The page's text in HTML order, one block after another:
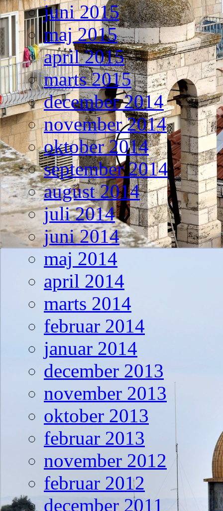
juni 2015
maj 2015
april 2015
marts 2015
december 2014
november 2014
oktober 2014
september 2014
august 2014
juli 2014
juni 2014
maj 2014
april 2014
marts 2014
februar 2014
januar 2014
december 2013
november 2013
oktober 2013
februar 2013
november 2012
februar 2012
december 2011